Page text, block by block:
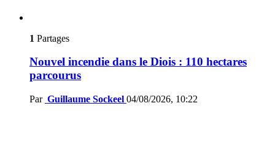
1 Partages
Nouvel incendie dans le Diois : 110 hectares
parcourus
Par Guillaume Sockeel 04/08/2026, 10:22